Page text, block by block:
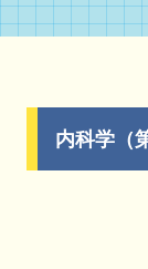
内科学（